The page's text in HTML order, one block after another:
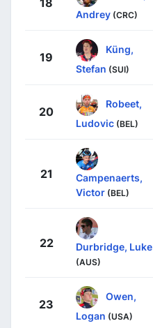
18
Andrey (CRC)
19
Küng,
Stefan (SUI)
20
Robeet,
Ludovic (BEL)
21
Campenaerts,
Victor (BEL)
22 Durbridge, Luke
(AUS)
23
Owen,
Logan (USA)